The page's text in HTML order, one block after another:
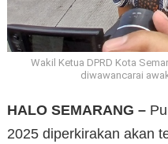
Wakil Ketua DPRD Kota
diwawancarai
HALO SEMARANG –
2025 diperkirakan akan